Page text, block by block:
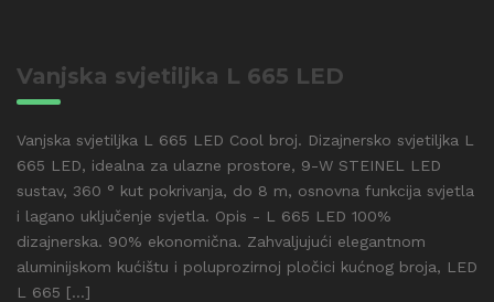
Vanjska svjetiljka L 665 LED
Vanjska svjetiljka L 665 LED Cool broj. Dizajnersko svjetiljka L
665 LED, idealna za ulazne prostore, 9-W STEINEL LED
sustav, 360 ° kut pokrivanja, do 8 m, osnovna funkcija svjetla
i lagano uključenje svjetla. Opis - L 665 LED 100%
dizajnerska. 90% ekonomična. Zahvaljujući elegantnom
aluminijskom kućištu i poluprozirnoj pločici kućnog broja, LED
L 665 [...]